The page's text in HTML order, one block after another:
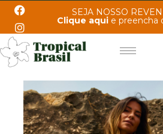
SEJA NOSSO
Clique aqui e preencha